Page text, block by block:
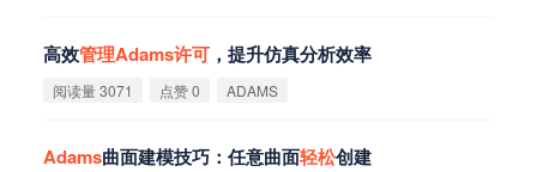
高效管理Adams许可 ，提升仿真分析效率
阅读量 3071 点赞 0 ADAMS
Adams曲面建模技巧：任意曲面轻松创建